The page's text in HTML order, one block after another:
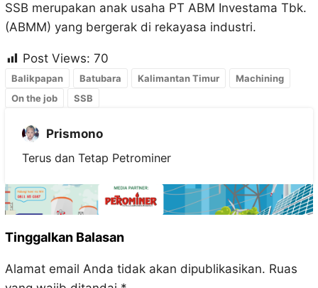
SSB merupakan anak usaha PT ABM Investama Tbk.
(ABMM) yang bergerak di rekayasa industri.
Post Views: 70
Balikpapan Batubara Kalimantan Timur
Machining
On the job
SSB
Prismono
Terus dan Tetap Petrominer
Tinggalkan Balasan
Alamat email Anda tidak akan dipublikasikan. Ruas